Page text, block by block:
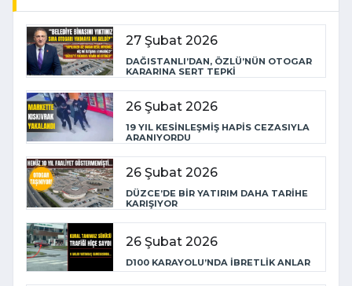
27 Şubat 2026
DAĞISTANLI’DAN, ÖZLÜ’NÜN OTOGAR
KARARINA SERT TEPKİ
26 Şubat 2026
19 YIL KESİNLEŞMİŞ HAPİS CEZASIYLA
ARANIYORDU
26 Şubat 2026
DÜZCE’DE BİR YATIRIM DAHA TARİHE
KARIŞIYOR
26 Şubat 2026
D100 KARAYOLU’NDA İBRETLİK ANLAR